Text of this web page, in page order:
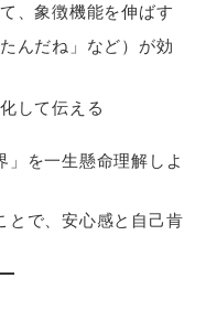
、象徴機能を伸ばす
んだね」など）が効
して伝える
を一生懸命理解しよ
とで、安心感と自己肯